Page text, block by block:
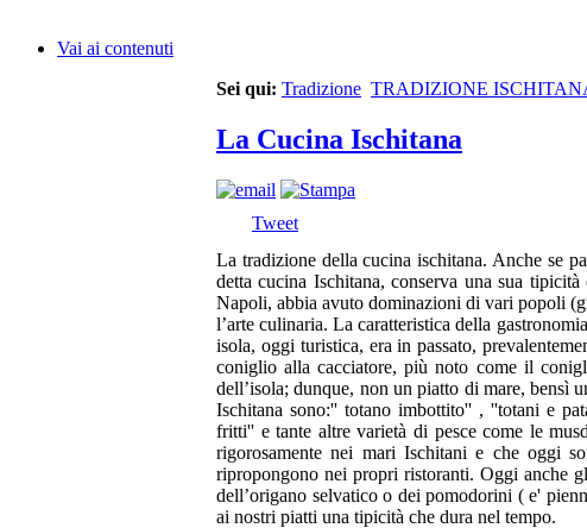
Vai ai contenuti
Sei qui: Tradizione TRADIZIONE
La Cucina Ischitana
Tweet
La tradizione della cucina ischitana. Anche se
detta cucina Ischitana, conserva una sua
Napoli, abbia avuto dominazioni di vari popoli
l’arte culinaria. La caratteristica della
isola, oggi turistica, era in passato,
coniglio alla cacciatore, più noto come il
dell’isola; dunque, non un piatto di mare, bensì
Ischitana sono:'' totano imbottito'' , ''totani e
fritti'' e tante altre varietà di pesce come le
rigorosamente nei mari Ischitani e che oggi
ripropongono nei propri ristoranti. Oggi anche
dell’origano selvatico o dei pomodorini ( e'
ai nostri piatti una tipicità che dura nel tempo.